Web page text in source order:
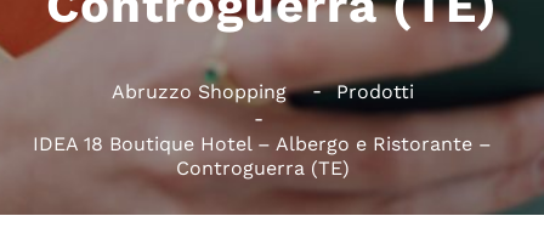
Abruzzo Shopping Prodotti
IDEA 18 Boutique Hotel – Albergo e Ristorante –
Controguerra (TE)